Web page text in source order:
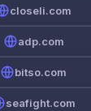
closeli.com
adp.com
bitso.com
seafight.com